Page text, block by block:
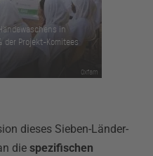
Oxfam
in
der Projekt-Komitees
dieses Sieben-Länder-
die spezifischen